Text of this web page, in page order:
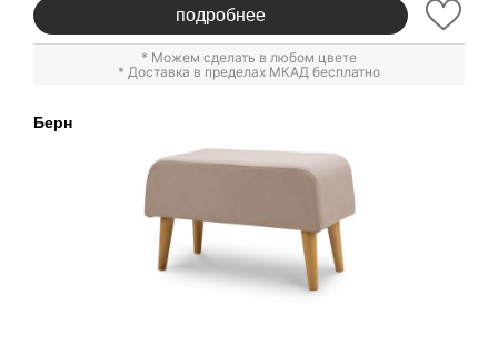
подробнее
* Можем сделать в любом цвете
* Доставка в пределах МКАД бесплатно
Берн